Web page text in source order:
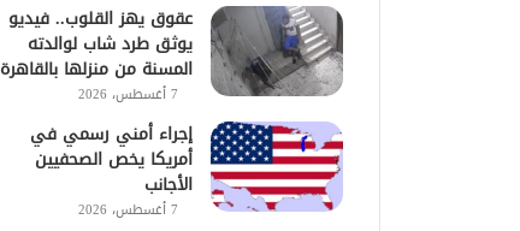
عقوق يهز القلوب.. فيديو
يوثق طرد شاب لوالدته
المسنة من منزلها بالقاهرة
7 أغسطس، 2026
إجراء أمني رسمي في
أمريكا يخص الصحفيين
الأجانب
7 أغسطس، 2026